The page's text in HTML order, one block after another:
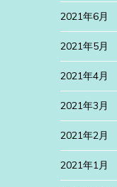
2021年6月
2021年5月
2021年4月
2021年3月
2021年2月
2021年1月